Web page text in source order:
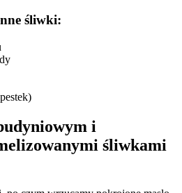
śliwki:
i
śliwkami